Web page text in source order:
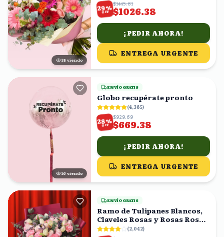
18 viendo
29%
OFF
$1445.61
$1026.38
¡PEDIR AHORA!
ENTREGA URGENTE
16 viendo
ENVÍO GRATIS
Globo recupérate pronto
(4,385)
28%
OFF
$929.69
$669.38
¡PEDIR AHORA!
ENTREGA URGENTE
ENVÍO GRATIS
Ramo de Tulipanes Blancos,
Claveles Rosas y Rosas Rosas
con Eucalipto
(2,042)